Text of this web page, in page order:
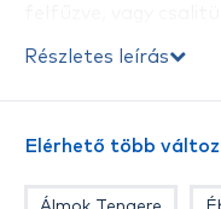
hogy
Részletes leírás
Elérhető több